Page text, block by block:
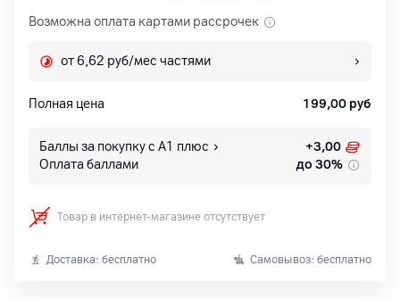
Возможна оплата картами рассрочек
от 6,62 руб/мес частями
Полная цена 199,00 руб
Баллы за покупку с А1 плюс +3,00
Оплата баллами
до 30%
Товар в интернет-магазине отсутствует
Доставка: бесплатно Самовывоз: бесплатно